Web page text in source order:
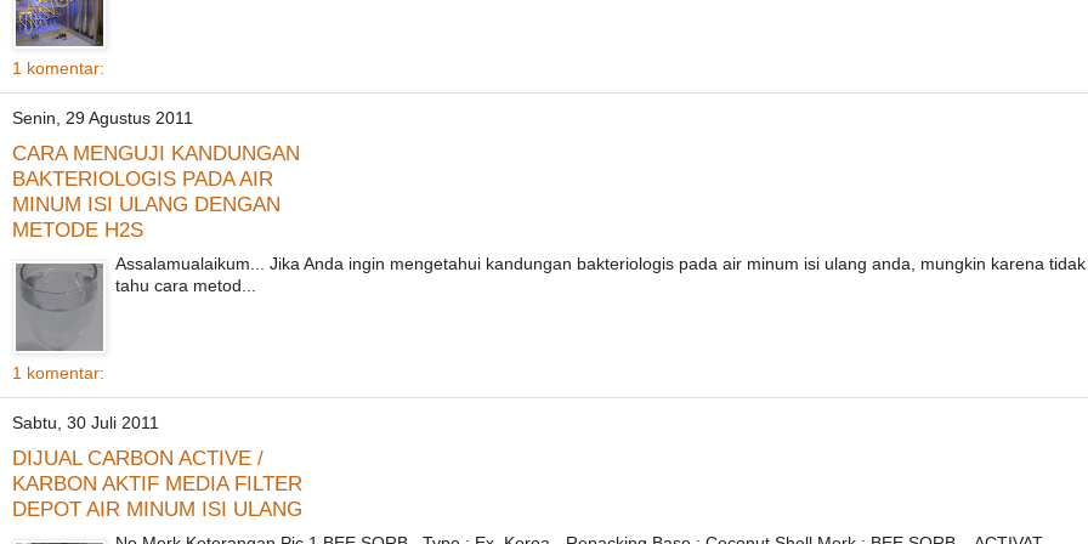
1 komentar:
Senin, 29 Agustus 2011
CARA MENGUJI KANDUNGAN
BAKTERIOLOGIS PADA AIR
MINUM ISI ULANG DENGAN
METODE H2S
Assalamualaikum... Jika Anda ingin mengetahui kandungan bakteriologis pada air minum isi ulang anda, mungkin karena tidak
tahu cara metod...
1 komentar:
Sabtu, 30 Juli 2011
DIJUAL CARBON ACTIVE /
KARBON AKTIF MEDIA FILTER
DEPOT AIR MINUM ISI ULANG